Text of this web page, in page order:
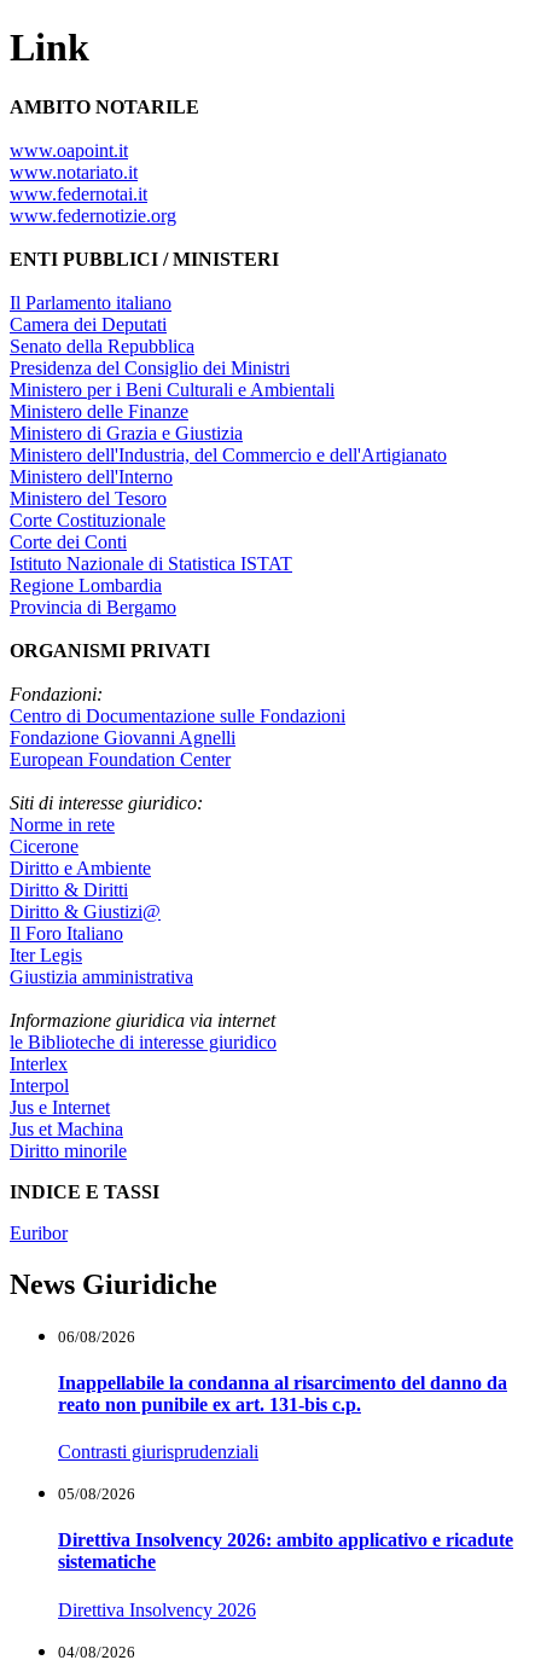
Link
AMBITO NOTARILE
www.oapoint.it
www.notariato.it
www.federnotai.it
www.federnotizie.org
ENTI PUBBLICI / MINISTERI
Il Parlamento italiano
Camera dei Deputati
Senato della Repubblica
Presidenza del Consiglio dei Ministri
Ministero per i Beni Culturali e Ambientali
Ministero delle Finanze
Ministero di Grazia e Giustizia
Ministero dell'Industria, del Commercio e dell'Artigianato
Ministero dell'Interno
Ministero del Tesoro
Corte Costituzionale
Corte dei Conti
Istituto Nazionale di Statistica ISTAT
Regione Lombardia
Provincia di Bergamo
ORGANISMI PRIVATI
Fondazioni:
Centro di Documentazione sulle Fondazioni
Fondazione Giovanni Agnelli
European Foundation Center
Siti di interesse giuridico:
Norme in rete
Cicerone
Diritto e Ambiente
Diritto & Diritti
Diritto & Giustizi@
Il Foro Italiano
Iter Legis
Giustizia amministrativa
Informazione giuridica via internet
le Biblioteche di interesse giuridico
Interlex
Interpol
Jus e Internet
Jus et Machina
Diritto minorile
INDICE E TASSI
Euribor
News Giuridiche
06/08/2026
Inappellabile la condanna al risarcimento del danno da
reato non punibile ex art. 131-bis c.p.
Contrasti giurisprudenziali
05/08/2026
Direttiva Insolvency 2026: ambito applicativo e ricadute
sistematiche
Direttiva Insolvency 2026
04/08/2026